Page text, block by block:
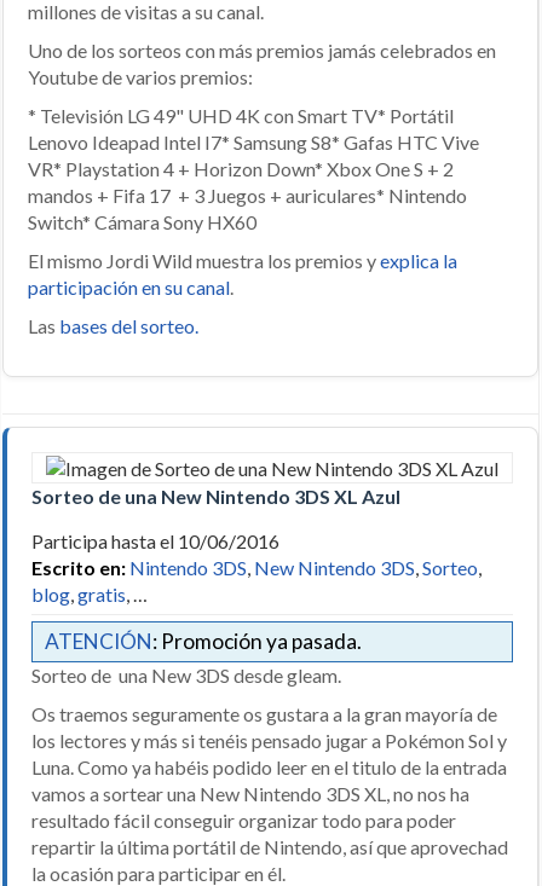
millones de visitas a su canal.
Uno de los sorteos con más premios jamás celebrados en
Youtube de varios premios:
* Televisión LG 49" UHD 4K con Smart TV* Portátil
Lenovo Ideapad Intel I7* Samsung S8* Gafas HTC Vive
VR* Playstation 4 + Horizon Down* Xbox One S + 2
mandos + Fifa 17 + 3 Juegos + auriculares* Nintendo
Switch* Cámara Sony HX60
El mismo Jordi Wild muestra los premios yexplica la
participación en su canal.
Las bases del sorteo.
Sorteo de una New Nintendo 3DS XL Azul
Participa hasta el 10/06/2016
Escrito en: Nintendo 3DS, New Nintendo 3DS,Sorteo,
blog,gratis, …
ATENCIÓN: Promoción ya pasada.
Sorteo de una New 3DS desde gleam.
Os traemos seguramente os gustara a la gran mayoría de
los lectores y más si tenéis pensado jugar a Pokémon Sol y
Luna. Como ya habéis podido leer en el titulo de la entrada
vamos a sortear una New Nintendo 3DS XL, no nos ha
resultado fácil conseguir organizar todo para poder
repartir la última portátil de Nintendo, así que aprovechad
la ocasión para participar en él.